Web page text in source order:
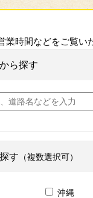
業時間などをご覧い
ら探す
す （複数選択可）
沖縄